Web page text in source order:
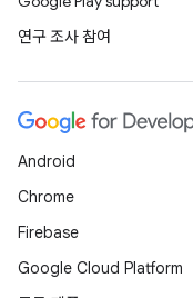
연구 조사 참여
Android
Chrome
Firebase
Google Cloud Platform